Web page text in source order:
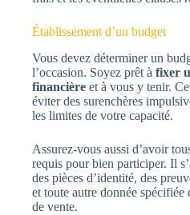
Établissement d’un budget
Vous devez déterminer un
l’occasion. Soyez prêt à fixer
financière et à vous y tenir.
éviter des surenchères
les limites de votre capacité.
Assurez-vous aussi d’avoir
requis pour bien participer. Il
des pièces d’identité, des
et toute autre donnée spécifiée
de vente.